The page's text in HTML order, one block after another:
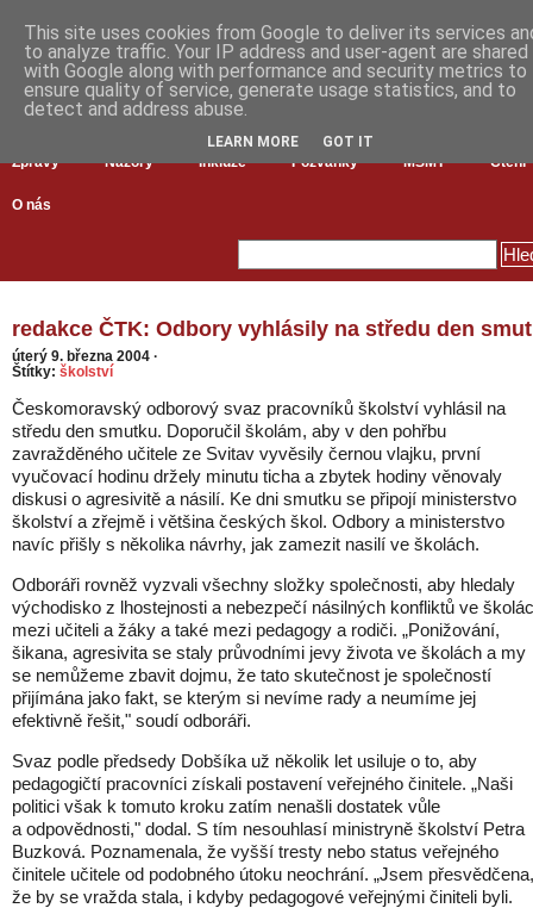
Zprávy Názory Inkluze Pozvánky MŠMT Čtení
O nás
redakce ČTK: Odbory vyhlásily na středu den
úterý 9. března 2004 ·
Štítky: školství
Českomoravský odborový svaz pracovníků školství vyhlásil na
středu den smutku. Doporučil školám, aby v den pohřbu
zavražděného učitele ze Svitav vyvěsily černou vlajku, první
vyučovací hodinu držely minutu ticha a zbytek hodiny věnovaly
diskusi o agresivitě a násilí. Ke dni smutku se připojí ministerstvo
školství a zřejmě i většina českých škol. Odbory a ministerstvo
navíc přišly s několika návrhy, jak zamezit nasilí ve školách.
Odboráři rovněž vyzvali všechny složky společnosti, aby hledaly
východisko z lhostejnosti a nebezpečí násilných konfliktů ve
mezi učiteli a žáky a také mezi pedagogy a rodiči. „Ponižování,
šikana, agresivita se staly průvodními jevy života ve školách a my
se nemůžeme zbavit dojmu, že tato skutečnost je společností
přijímána jako fakt, se kterým si nevíme rady a neumíme jej
efektivně řešit," soudí odboráři.
Svaz podle předsedy Dobšíka už několik let usiluje o to, aby
pedagogičtí pracovníci získali postavení veřejného činitele. „Naši
politici však k tomuto kroku zatím nenašli dostatek vůle
a odpovědnosti," dodal. S tím nesouhlasí ministryně školství Petra
Buzková. Poznamenala, že vyšší tresty nebo status veřejného
činitele učitele od podobného útoku neochrání. „Jsem přesvědčena,
že by se vražda stala, i kdyby pedagogové veřejnými činiteli byli.
This site uses cookies from Google to deliver its services
to analyze traffic. Your IP address and user-agent are shared
with Google along with performance and security metrics to
ensure quality of service, generate usage statistics, and to
detect and address abuse.
LEARN MORE GOT IT